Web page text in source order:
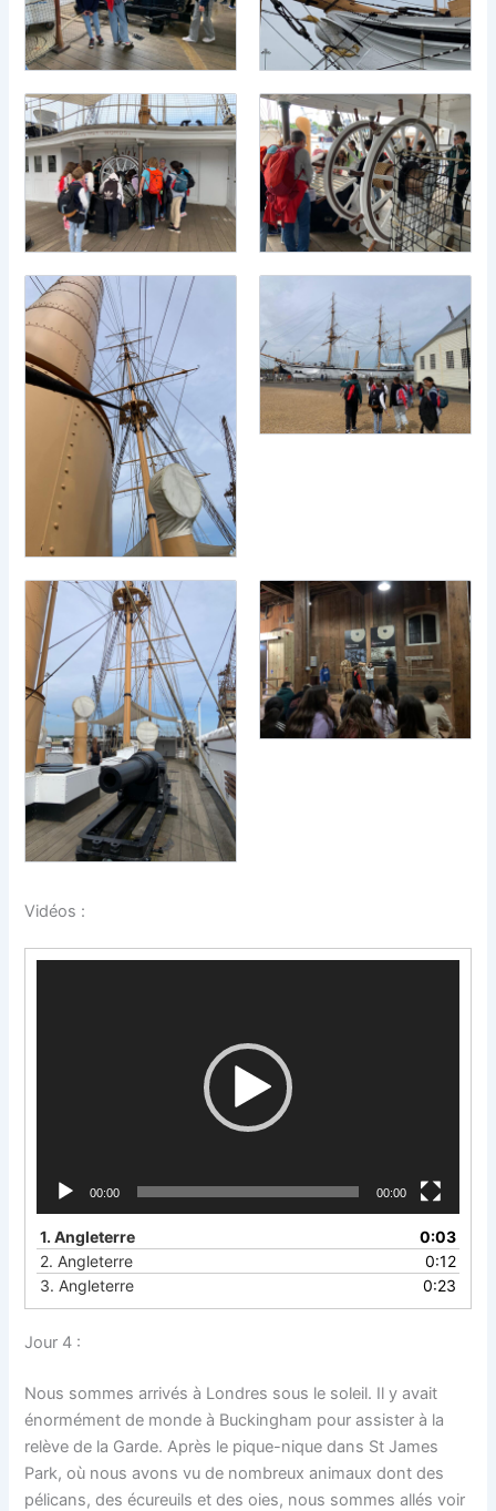
Vidéos :
00:00 00:00
1.Angleterre
0:03
2. Angleterre
0:12
3. Angleterre 0:23
Jour 4 :
Nous sommes arrivés à Londres sous le soleil. Il y avait
énormément de monde à Buckingham pour assister à la
relève de la Garde. Après le pique-nique dans St James
Park, où nous avons vu de nombreux animaux dont des
pélicans, des écureuils et des oies, nous sommes allés voir